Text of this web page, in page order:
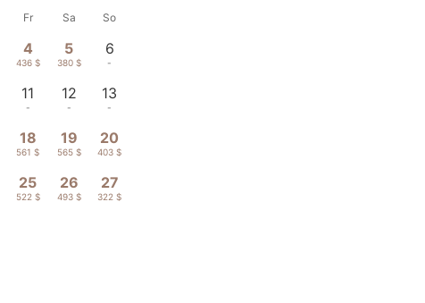
Fr Sa So
4
436 $
5
380 $
6
-
11
-
12
-
13
-
18
561 $
19
565 $
20
403 $
25
522 $
26
493 $
27
322 $